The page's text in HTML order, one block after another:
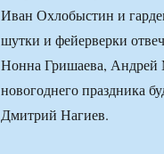
Иван Охлобыстин и
шутки и фейерверки
Нонна Гришаева, Андрей
новогоднего праздника
Дмитрий Нагиев.